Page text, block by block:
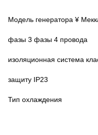
Модель генератора ¥
фазы 3 фазы 4 провода
изоляционная система
защиту IP23
Тип охлаждения